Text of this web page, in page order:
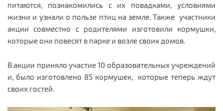
питаются, познакомились с их повадками, условиями
жизни и узнали о пользе птиц на земле. Также участники
акции совместно с родителями изготовили кормушки,
которые они повесят в парке и возле своих домов.
В акции приняло участие 10 образовательных учреждений
и, было изготовлено 85 кормушек, которые теперь ждут
своих гостей.